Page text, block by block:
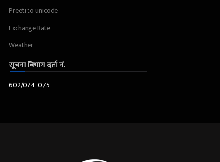
Preeti to unicode
Exchange Rate
Weather
सूचना बिभाग दर्ता नं.
602/074-075